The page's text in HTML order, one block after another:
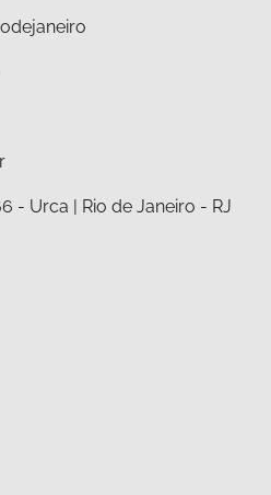
- Urca | Rio de Janeiro - RJ